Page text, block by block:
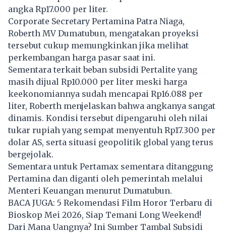
angka Rp17.000 per liter.
Corporate Secretary Pertamina Patra Niaga,
Roberth MV Dumatubun, mengatakan proyeksi
tersebut cukup memungkinkan jika melihat
perkembangan harga pasar saat ini.
Sementara terkait beban subsidi Pertalite yang
masih dijual Rp10.000 per liter meski harga
keekonomiannya sudah mencapai Rp16.088 per
liter, Roberth menjelaskan bahwa angkanya sangat
dinamis. Kondisi tersebut dipengaruhi oleh nilai
tukar rupiah yang sempat menyentuh Rp17.300 per
dolar AS, serta situasi geopolitik global yang terus
bergejolak.
Sementara untuk Pertamax sementara ditanggung
Pertamina dan diganti oleh pemerintah melalui
Menteri Keuangan menurut Dumatubun.
BACA JUGA: 5 Rekomendasi Film Horor Terbaru di
Bioskop Mei 2026, Siap Temani Long Weekend!
Dari Mana Uangnya? Ini Sumber Tambal Subsidi